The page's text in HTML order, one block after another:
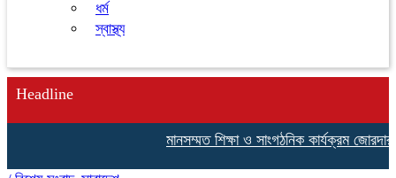
ধর্ম
স্বাস্থ্য
Headline
মানসম্মত শিক্ষা ও সাংগঠনিক কার্যক্রম জোরদার